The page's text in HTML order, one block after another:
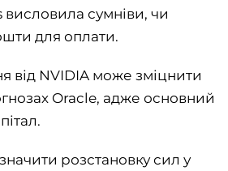
висловила сумніви, чи
для оплати.
від NVIDIA може зміцнити
Oracle, адже основний
розстановку сил у